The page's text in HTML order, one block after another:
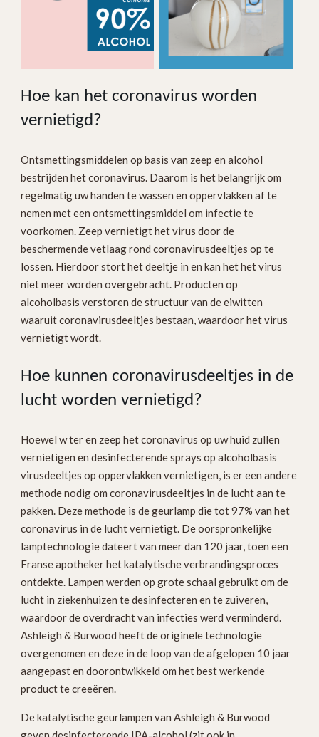
Hoe kan het coronavirus worden
vernietigd?
Ontsmettingsmiddelen op basis van zeep en alcohol
bestrijden het coronavirus. Daarom is het belangrijk om
regelmatig uw handen te wassen en oppervlakken af te
nemen met een ontsmettingsmiddel om infectie te
voorkomen. Zeep vernietigt het virus door de
beschermende vetlaag rond coronavirusdeeltjes op te
lossen. Hierdoor stort het deeltje in en kan het het virus
niet meer worden overgebracht. Producten op
alcoholbasis verstoren de structuur van de eiwitten
waaruit coronavirusdeeltjes bestaan, waardoor het virus
vernietigt wordt.
Hoe kunnen coronavirusdeeltjes in de
lucht worden vernietigd?
Hoewel w ter en zeep het coronavirus op uw huid zullen
vernietigen en desinfecterende sprays op alcoholbasis
virusdeeltjes op oppervlakken vernietigen, is er een andere
methode nodig om coronavirusdeeltjes in de lucht aan te
pakken. Deze methode is de geurlamp die tot 97% van het
coronavirus in de lucht vernietigt. De oorspronkelijke
lamptechnologie dateert van meer dan 120 jaar, toen een
Franse apotheker het katalytische verbrandingsproces
ontdekte. Lampen werden op grote schaal gebruikt om de
lucht in ziekenhuizen te desinfecteren en te zuiveren,
waardoor de overdracht van infecties werd verminderd.
Ashleigh & Burwood heeft de originele technologie
overgenomen en deze in de loop van de afgelopen 10 jaar
aangepast en doorontwikkeld om het best werkende
product te creeëren.
De katalytische geurlampen van Ashleigh & Burwood